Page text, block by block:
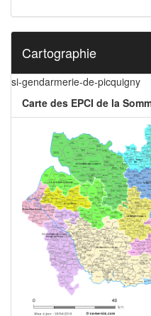
Cartographie
si-gendarmerie-de-picquigny
Carte des EPCI de la